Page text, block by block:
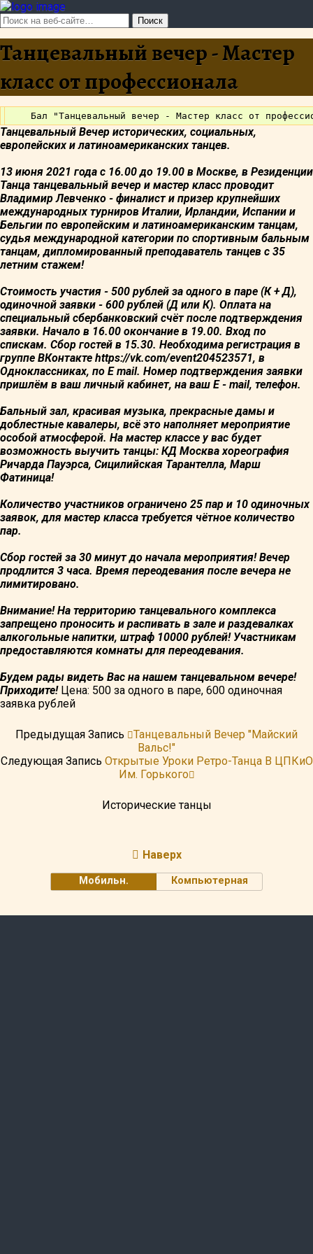
Танцевальный вечер - Мастер
класс от профессионала
Танцевальный Вечер исторических, социальных,
европейских и латиноамериканских танцев.
13 июня 2021 года с 16.00 до 19.00 в Москве, в Резиденции
Танца танцевальный вечер и мастер класс проводит
Владимир Левченко - финалист и призер крупнейших
международных турниров Италии, Ирландии, Испании и
Бельгии по европейским и латиноамериканским танцам,
судья международной категории по спортивным бальным
танцам, дипломированный преподаватель танцев с 35
летним стажем!
Стоимость участия - 500 рублей за одного в паре (К + Д),
одиночной заявки - 600 рублей (Д или К). Оплата на
специальный сбербанковский счёт после подтверждения
заявки. Начало в 16.00 окончание в 19.00. Вход по
спискам. Сбор гостей в 15.30. Необходима регистрация в
группе ВКонтакте https://vk.com/event204523571, в
Одноклассниках, по E mail. Номер подтверждения заявки
пришлём в ваш личный кабинет, на ваш E - mail, телефон.
Бальный зал, красивая музыка, прекрасные дамы и
доблестные кавалеры, всё это наполняет мероприятие
особой атмосферой. На мастер классе у вас будет
возможность выучить танцы: КД Москва хореография
Ричарда Пауэрса, Сицилийская Тарантелла, Марш
Фатиница!
Количество участников ограничено 25 пар и 10 одиночных
заявок, для мастер класса требуется чётное количество
пар.
Сбор гостей за 30 минут до начала мероприятия! Вечер
продлится 3 часа. Время переодевания после вечера не
лимитировано.
Внимание! На территорию танцевального комплекса
запрещено проносить и распивать в зале и раздевалках
алкогольные напитки, штраф 10000 рублей! Участникам
предоставляются комнаты для переодевания.
Будем рады видеть Вас на нашем танцевальном вечере!
Приходите!Цена: 500 за одного в паре, 600 одиночная
заявка рублей
Предыдущая Запись
Танцевальный Вечер "Майский
Вальс!"
Следующая Запись Открытые Уроки Ретро-Танца В ЦПКиО
Им. Горького
Исторические танцы
Наверх
Мобильн. Компьютерная